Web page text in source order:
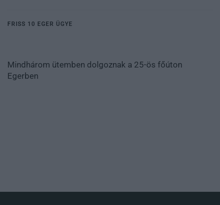
FRISS 10 EGER ÜGYE
Mindhárom ütemben dolgoznak a 25-ös főúton
Egerben